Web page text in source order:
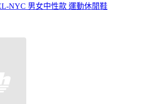
NYC 男女中性款 運動休閒鞋